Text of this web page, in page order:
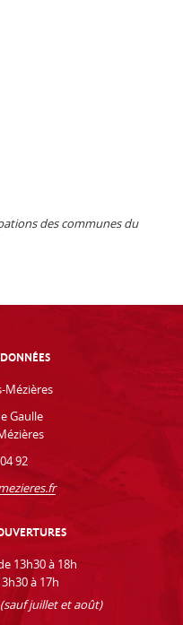
des communes du
Mézières
Gaulle
92
13h30 à 18h
à 17h
(sauf juillet et août)